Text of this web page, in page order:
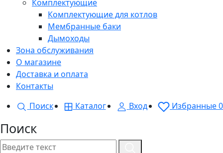
Комплектующие
Комплектующие для котлов
Мембранные баки
Дымоходы
Зона обслуживания
О магазине
Доставка и оплата
Контакты
Поиск
Каталог Вход Избранные0
Поиск